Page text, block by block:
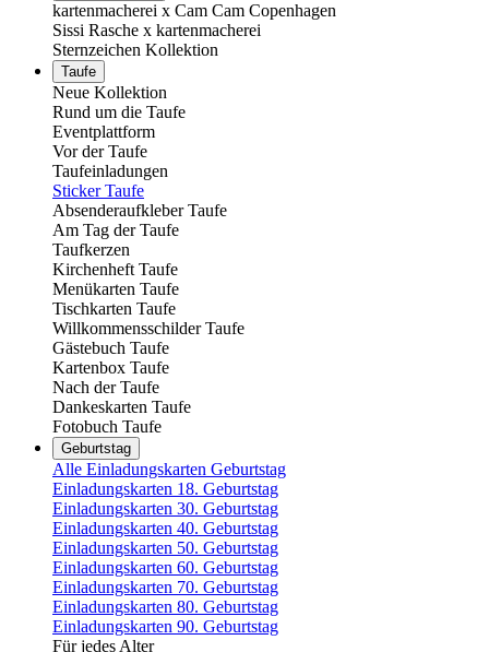
kartenmacherei x Cam Cam Copenhagen
Sissi Rasche x kartenmacherei
Sternzeichen Kollektion
Taufe
Neue Kollektion
Rund um die Taufe
Eventplattform
Vor der Taufe
Taufeinladungen
Sticker Taufe
Absenderaufkleber Taufe
Am Tag der Taufe
Taufkerzen
Kirchenheft Taufe
Menükarten Taufe
Tischkarten Taufe
Willkommensschilder Taufe
Gästebuch Taufe
Kartenbox Taufe
Nach der Taufe
Dankeskarten Taufe
Fotobuch Taufe
Geburtstag
Alle Einladungskarten Geburtstag
Einladungskarten 18. Geburtstag
Einladungskarten 30. Geburtstag
Einladungskarten 40. Geburtstag
Einladungskarten 50. Geburtstag
Einladungskarten 60. Geburtstag
Einladungskarten 70. Geburtstag
Einladungskarten 80. Geburtstag
Einladungskarten 90. Geburtstag
Für jedes Alter